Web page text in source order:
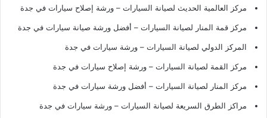
مركز العالمية الحديث لصيانة السيارات – ورشة إصلاح سيارات في جدة
مركز قمة المنار لصيانة السيارات – أفضل ورشة صيانة سيارات في جدة
المركز الدولي لصيانة السيارات – ورشة سيارات في جدة
مركز القمة لصيانة السيارات – ورشة إصلاح سيارات في جدة
مركز المنار لصيانة السيارات – أفضل ورشة سيارات في جدة
مراكز الطرق السريعة لصيانة السيارات – ورشة سيارات في جدة